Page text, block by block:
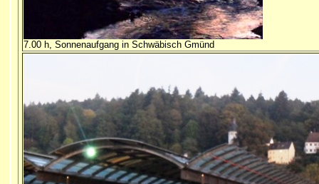
7.00 h, Sonnenaufgang in Schwäbisch Gmünd